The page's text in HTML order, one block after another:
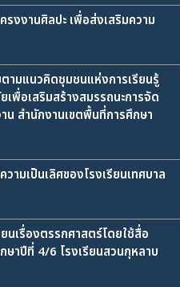
งงานศิลปะ เพื่อส่งเสริมความ
ามแนวคิดชุมชนแห่งการเรียนรู้
พื่อเสริมสร้างสมรรถนะการจัด
น สำนักงานเขตพื้นที่การศึกษา
มเป็นเลิศของโรงเรียนเทศบาล
เรื่องตรรกศาสตร์โดยใช้สื่อ
าปีที่ 4/6 โรงเรียนสวนกุหลาบ